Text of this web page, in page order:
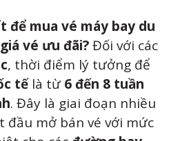
để mua vé máy bay du
vé ưu đãi?Đối với các
, thời điểm lý tưởng để
tếlà từ 6 đến 8 tuần
. Đây là giai đoạn nhiều
đầu mở bán vé với mức